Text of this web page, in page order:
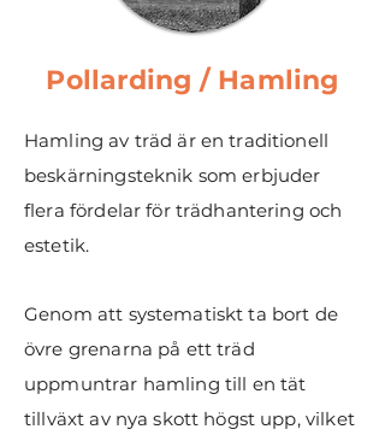
Pollarding / Hamling
Hamling av träd är en traditionell
beskärningsteknik som erbjuder
flera fördelar för trädhantering och
estetik.
Genom att systematiskt ta bort de
övre grenarna på ett träd
uppmuntrar hamling till en tät
tillväxt av nya skott högst upp, vilket